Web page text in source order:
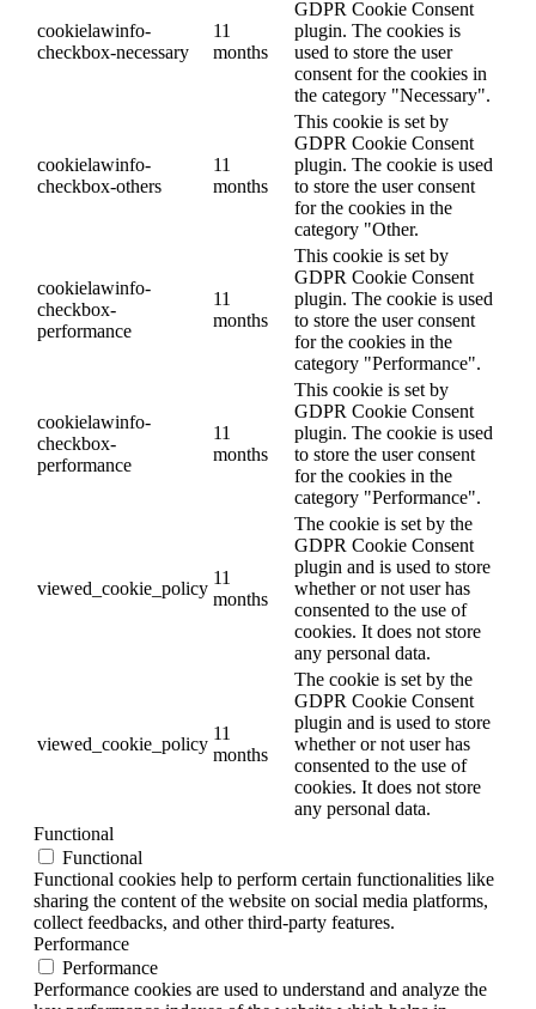
cookielawinfo-
checkbox-necessary
11
months
GDPR Cookie Consent
plugin. The cookies is
used to store the user
consent for the cookies in
the category "Necessary".
cookielawinfo-
checkbox-others
11
months
This cookie is set by
GDPR Cookie Consent
plugin. The cookie is used
to store the user consent
for the cookies in the
category "Other.
cookielawinfo-
checkbox-
performance
11
months
This cookie is set by
GDPR Cookie Consent
plugin. The cookie is used
to store the user consent
for the cookies in the
category "Performance".
cookielawinfo-
checkbox-
performance
11
months
This cookie is set by
GDPR Cookie Consent
plugin. The cookie is used
to store the user consent
for the cookies in the
category "Performance".
viewed_cookie_policy
11
months
The cookie is set by the
GDPR Cookie Consent
plugin and is used to store
whether or not user has
consented to the use of
cookies. It does not store
any personal data.
viewed_cookie_policy
11
months
The cookie is set by the
GDPR Cookie Consent
plugin and is used to store
whether or not user has
consented to the use of
cookies. It does not store
any personal data.
Functional
Functional
Functional cookies help to perform certain functionalities like
sharing the content of the website on social media platforms,
collect feedbacks, and other third-party features.
Performance
Performance
Performance cookies are used to understand and analyze the